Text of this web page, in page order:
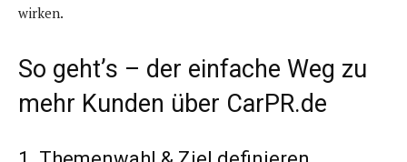
wirken.
So geht’s – der einfache Weg zu
mehr Kunden über CarPR.de